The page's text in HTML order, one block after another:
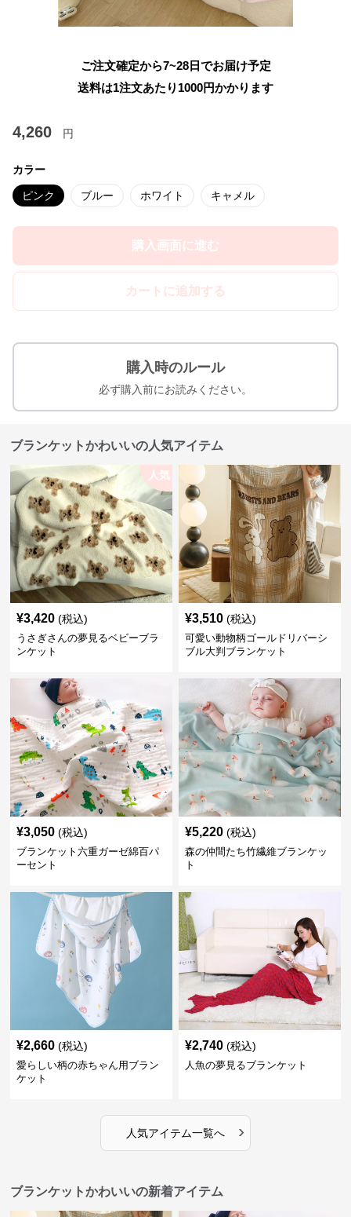
ご注文確定から7~28日でお届け予定
送料は1注文あたり 1000円かかります
4,260 円
カラー
ピンク ブルー ホワイト キャメル
購入画面に進む
カートに追加する
購入時のルール
必ず購入前にお読みください。
ブランケットかわいいの人気アイテム
人気
¥3,420 (税込)
うさぎさんの夢見るベビーブラ
ンケット
¥3,510 (税込)
可愛い動物柄ゴールドリバーシ
ブル大判ブランケット
¥3,050 (税込)
ブランケット六重ガーゼ綿百パ
ーセント
¥5,220 (税込)
森の仲間たち竹繊維ブランケッ
ト
¥2,660 (税込)
愛らしい柄の赤ちゃん用ブラン
ケット
¥2,740 (税込)
人魚の夢見るブランケット
人気アイテム一覧へ ›
ブランケットかわいいの新着アイテム